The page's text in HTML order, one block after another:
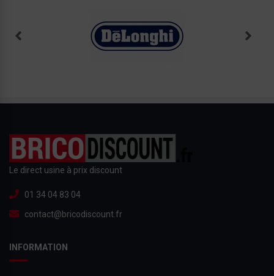
Le direct usine à prix discount
01 34 04 83 04
contact@bricodiscount.fr
INFORMATION